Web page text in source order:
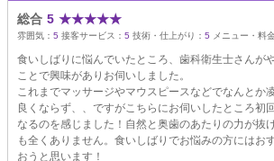
総合 5 ★★★★★
雰囲気： 5 接客サービス： 5 技術・仕上がり： 5 メニュー・料
食いしばりに悩んでいたところ、歯科衛生士さんが
ことで興味がありお伺いしました。
これまでマッサージやマウスピースなどでなんとか
良くならず、、ですがこちらにお伺いしたところ初
なるのを感じました！自然と奥歯のあたりの力が抜
も全くありません。食いしばりでお悩みの方にはお
おうと思います！